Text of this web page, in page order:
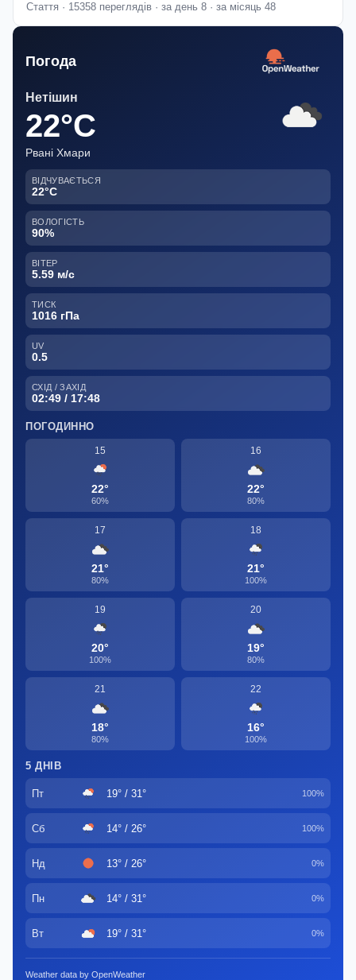
Стаття · 15358 переглядів · за день 8 · за місяць 48
Погода
Нетішин
22°C
Рвані Хмари
ВІДЧУВАЄТЬСЯ
22°C
ВОЛОГІСТЬ
90%
ВІТЕР
5.59 м/с
ТИСК
1016 гПа
UV
0.5
СХІД / ЗАХІД
02:49 / 17:48
ПОГОДИННО
15
22°
60%
16
22°
80%
17
21°
80%
18
21°
100%
19
20°
100%
20
19°
80%
21
18°
80%
22
16°
100%
5 ДНІВ
Пт 19° / 31° 100%
Сб 14° / 26° 100%
Нд 13° / 26° 0%
Пн 14° / 31° 0%
Вт 19° / 31° 0%
Weather data by OpenWeather